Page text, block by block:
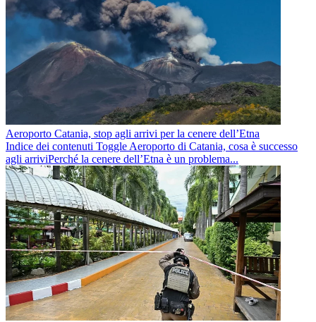
Aeroporto Catania, stop agli arrivi per la cenere dell’Etna
Indice dei contenuti Toggle Aeroporto di Catania, cosa è successo
agli arriviPerché la cenere dell’Etna è un problema...